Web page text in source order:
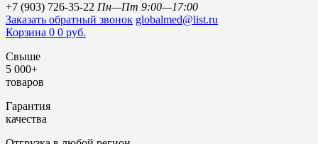
+7 (903) 726-35-22 Пн—Пт 9:00—17:00
Заказать обратный звонок globalmed@list.ru
Корзина 0 0 руб.
Свыше
5 000+
товаров
Гарантия
качества